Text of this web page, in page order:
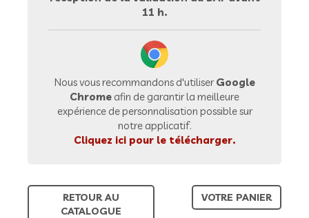
11 h.
Nous vous recommandons d'utiliserGoogle
Chrome afin de garantir la meilleure
expérience de personnalisation possible sur
notre applicatif.
Cliquez ici pour le télécharger.
RETOUR AU
CATALOGUE
VOTRE PANIER